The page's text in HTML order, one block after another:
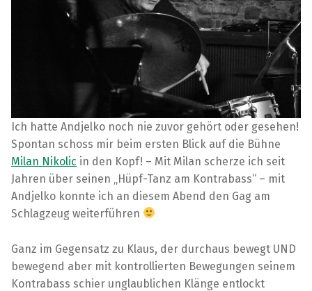
Ich hatte Andjelko noch nie zuvor gehört oder gesehen!
Spontan schoss mir beim ersten Blick auf die Bühne
Milan Nikolic in den Kopf! – Mit Milan scherze ich seit
Jahren über seinen „Hüpf-Tanz am Kontrabass“ – mit
Andjelko konnte ich an diesem Abend den Gag am
Schlagzeug weiterführen
Ganz im Gegensatz zu Klaus, der durchaus bewegt UND
bewegend aber mit kontrollierten Bewegungen seinem
Kontrabass schier unglaublichen Klänge entlockt